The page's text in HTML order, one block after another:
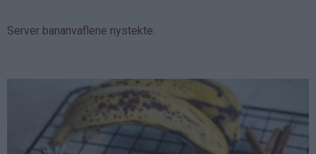
Server bananvaflene nystekte.